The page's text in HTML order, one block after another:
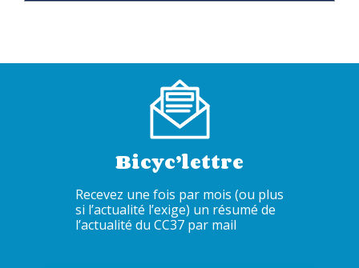
Bicyc’lettre
Recevez une fois par mois (ou plus
si l’actualité l’exige) un résumé de
l’actualité du CC37 par mail